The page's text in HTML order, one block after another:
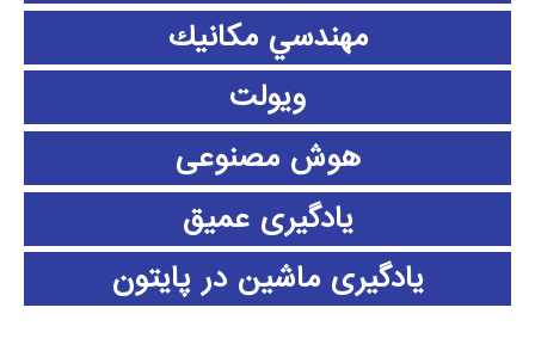
مهندسي مكانيك
ویولت
هوش مصنوعی
یادگیری عمیق
یادگیری ماشین در پایتون